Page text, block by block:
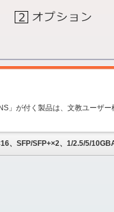
」が付く製品は、文教ユーザ
、SFP/SFP+×2、1/2.5/5/